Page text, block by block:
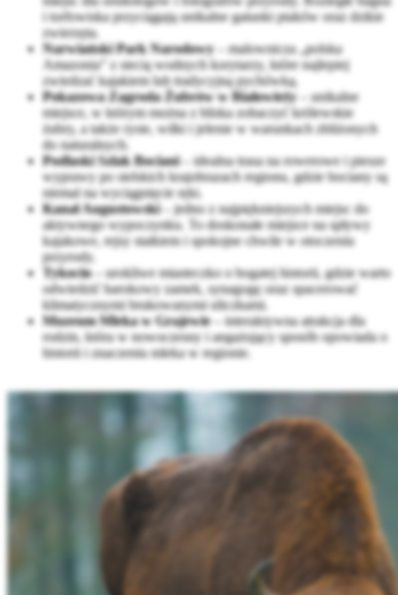
i torfowiska przyciągają unikalne gatunki ptaków oraz dzikie
zwierzęta.
Narwiański Park Narodowy– malownicza „polska
Amazonia” z siecią wodnych korytarzy, które najlepiej
zwiedzać kajakiem lub tradycyjną pychówką.
Pokazowa Zagroda Żubrów w Białowieży – unikalne
miejsce, w którym można z bliska zobaczyć królewskie
żubry, a także rysie, wilki i jelenie w warunkach zbliżonych
do naturalnych.
Podlaski Szlak Bociani– idealna trasa na rowerowe i piesze
wyprawy po sielskich krajobrazach regionu, gdzie bociany są
niemal na wyciągnięcie ręki.
Kanał Augustowski– jedno z najpiękniejszych miejsc do
aktywnego wypoczynku. To doskonałe miejsce na spływy
kajakowe, rejsy statkiem i spokojne chwile w otoczeniu
przyrody.
Tykocin– urokliwe miasteczko o bogatej historii, gdzie warto
odwiedzić barokowy zamek, synagogę oraz spacerować
klimatycznymi brukowanymi uliczkami.
Muzeum Mleka w Grajewie– interaktywna atrakcja dla
rodzin, która w nowoczesny i angażujący sposób opowiada o
historii i znaczeniu mleka w regionie.